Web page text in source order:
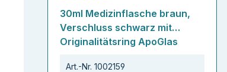
Durchschnittliche Bewertung von 5
30ml Medizinflasche braun,
Verschluss schwarz mit
Originalitätsring ApoGlas
Art.-Nr. 1002159